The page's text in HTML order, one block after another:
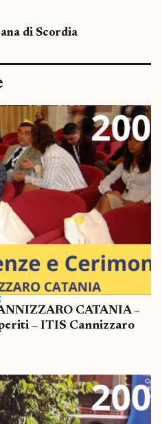
di Scordia
CATANIA –
– ITIS Cannizzaro